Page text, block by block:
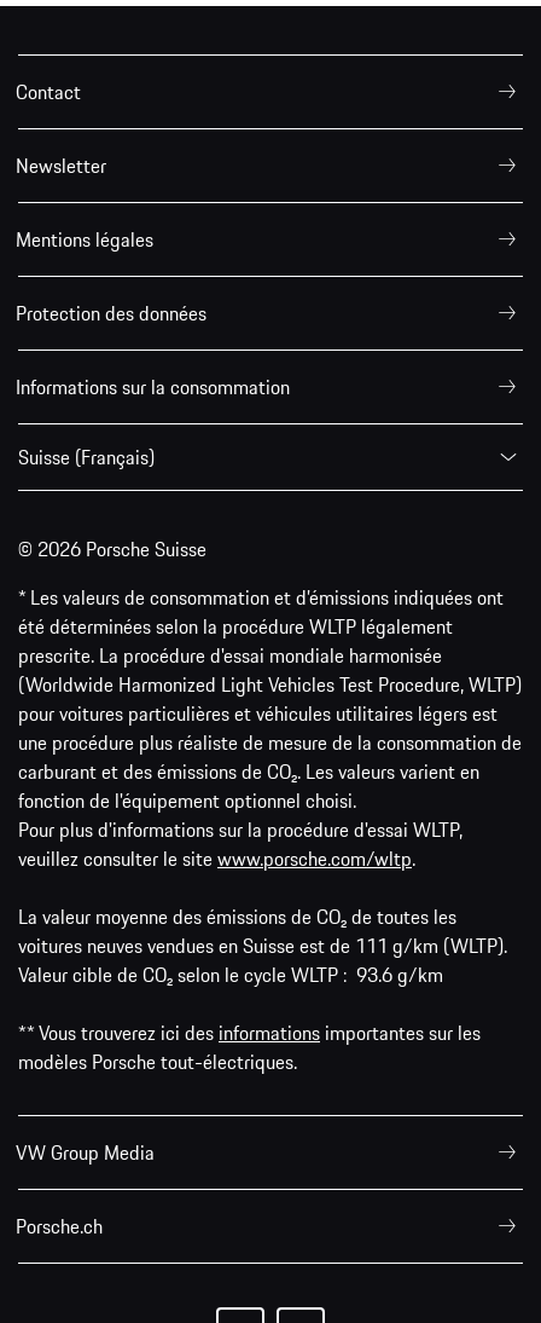
Contact
Newsletter
Mentions légales
Protection des données
Informations sur la consommation
Suisse (Français)
© 2026 Porsche Suisse
* Les valeurs de consommation et d’émissions indiquées ont
été déterminées selon la procédure WLTP légalement
prescrite. La procédure d'essai mondiale harmonisée
(Worldwide Harmonized Light Vehicles Test Procedure, WLTP)
pour voitures particulières et véhicules utilitaires légers est
une procédure plus réaliste de mesure de la consommation de
carburant et des émissions de CO₂. Les valeurs varient en
fonction de l'équipement optionnel choisi.
Pour plus d'informations sur la procédure d'essai WLTP,
veuillez consulter le sitewww.porsche.com/wltp.
La valeur moyenne des émissions de CO₂ de toutes les
voitures neuves vendues en Suisse est de 111 g/km (WLTP).
Valeur cible de CO₂ selon le cycle WLTP : 93.6 g/km
** Vous trouverez ici des informations importantes sur les
modèles Porsche tout-électriques.
VW Group Media
Porsche.ch